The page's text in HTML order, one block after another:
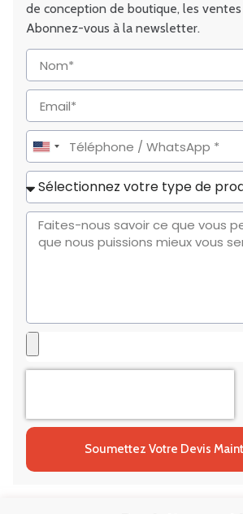
de conception de boutique, les
Abonnez-vous à la newsletter.
United
States
+1
Soumettez Votre Devis